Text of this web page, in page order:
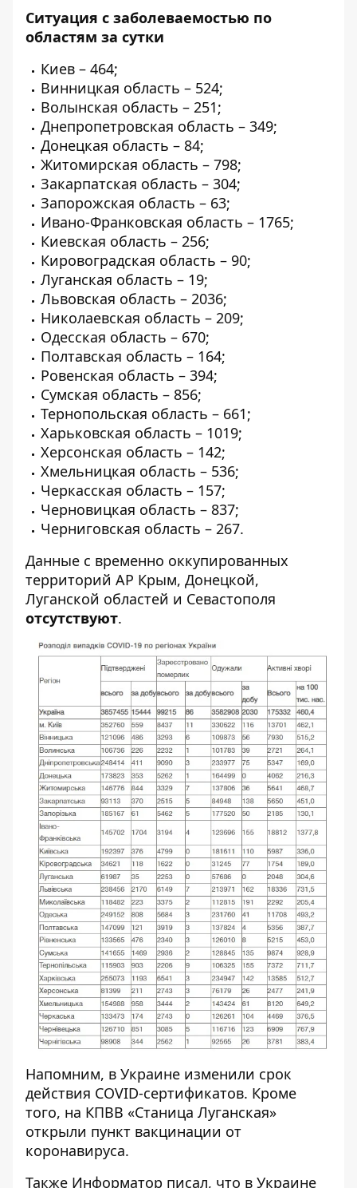
Ситуация с заболеваемостью по
областям за сутки
Киев – 464;
Винницкая область – 524;
Волынская область – 251;
Днепропетровская область – 349;
Донецкая область – 84;
Житомирская область – 798;
Закарпатская область – 304;
Запорожская область – 63;
Ивано-Франковская область – 1765;
Киевская область – 256;
Кировоградская область – 90;
Луганская область – 19;
Львовская область – 2036;
Николаевская область – 209;
Одесская область – 670;
Полтавская область – 164;
Ровенская область – 394;
Сумская область – 856;
Тернопольская область – 661;
Харьковская область – 1019;
Херсонская область – 142;
Хмельницкая область – 536;
Черкасская область – 157;
Черновицкая область – 837;
Черниговская область – 267.
Данные с временно оккупированных
территорий АР Крым, Донецкой,
Луганской областей и Севастополя
отсутствуют.
Напомним, в Украине изменили срок
действия COVID-сертификатов. Кроме
того, на КПВВ «Станица Луганская»
открыли пункт вакцинации от
коронавируса.
Также Информатор писал, что в Украине